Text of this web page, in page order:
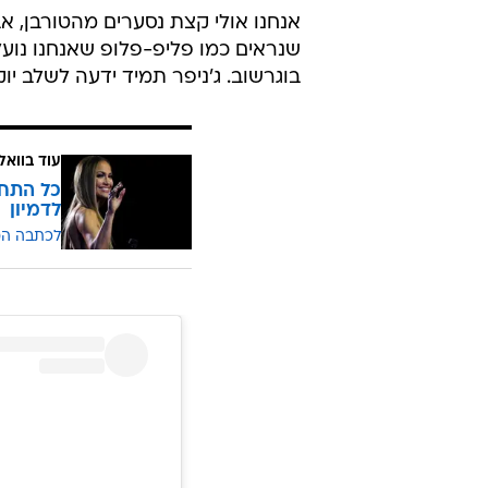
אנחנו אולי קצת נסערים מהטורבן,
שנראים כמו פליפ-פלופ שאנחנו
בוגרשוב. ג'ניפר תמיד ידעה לשלב
עוד
כל
לדמיון
לכתבה